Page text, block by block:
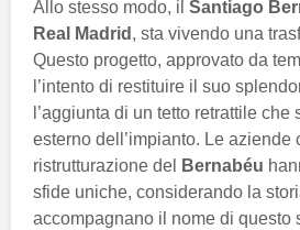
Allo stesso modo, il Santiago
Real Madrid , sta vivendo una
Questo progetto, approvato da
l’intento di restituire il suo
l’aggiunta di un tetto retrattile che
esterno dell’impianto. Le aziende
ristrutturazione del
Bernabéu
sfide uniche, considerando la
accompagnano il nome di questo